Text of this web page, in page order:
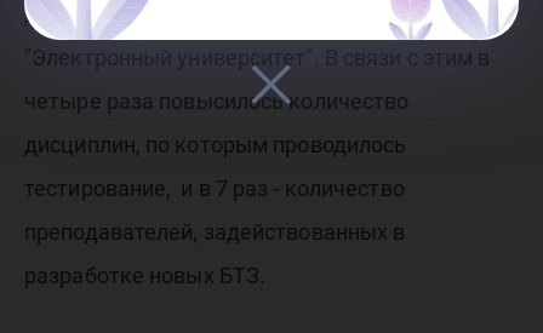
дистанционного образования Moodle
"Электронный университет". В связи с этим в
четыре раза повысилось количество
дисциплин, по которым проводилось
тестирование, и в 7 раз - количество
преподавателей, задействованных в
разработке новых БТЗ.